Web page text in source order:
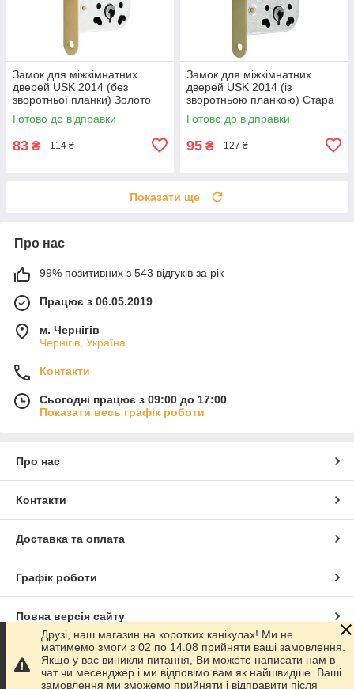
Замок для міжкімнатних
дверей USK 2014 (без
зворотньої планки) Золото
Готово до відправки
83 ₴ 114 ₴
Замок для міжкімнатних
дверей USK 2014 (із
зворотньою планкою) Стара
бронза
Готово до відправки
95 ₴ 127 ₴
Показати ще
Про нас
99% позитивних з 543 відгуків за рік
Працює з 06.05.2019
м. Чернігів
Чернігів, Україна
Контакти
Сьогодні працює з 09:00 до 17:00
Показати весь графік роботи
Про нас
Контакти
Доставка та оплата
Графік роботи
Повна версія сайту
Сайт створено на маркетплейсіProm.ua
Друзі, наш магазин на коротких канікулах! Ми не
матимемо змоги з 02 по 14.08 прийняти ваші замовлення.
Якщо у вас виникли питання, Ви можете написати нам в
чат чи месенджер і ми відповімо вам як найшвидше. Ваші
замовлення ми зможемо прийняти і відправити після